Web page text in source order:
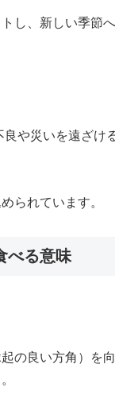
し、新しい季節
良や災いを遠ざけ
られています。
べる意味
の良い方角）を